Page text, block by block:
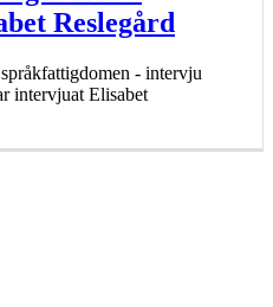
Reslegård
- intervju
intervjuat Elisabet